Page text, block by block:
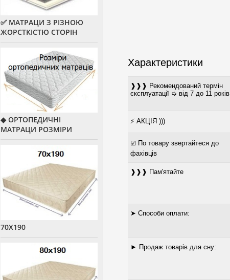
Характеристики
❱❱❱ Рекомендований термін
єксплуатації ➭ від 7 до 11 років
⚡ АКЦІЯ )))
☑️ По товару звертайтеся до
фахівців
❱❱❱ Пам'ятайте
➤ Способи оплати:
► Продаж товарів для сну:
✅ МАТРАЦИ З РІЗНОЮ
ЖОРСТКІСТЮ СТОРІН
◆ ОРТОПЕДИЧНІ
МАТРАЦИ РОЗМІРИ
70Х190